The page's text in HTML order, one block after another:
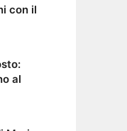
con il
al